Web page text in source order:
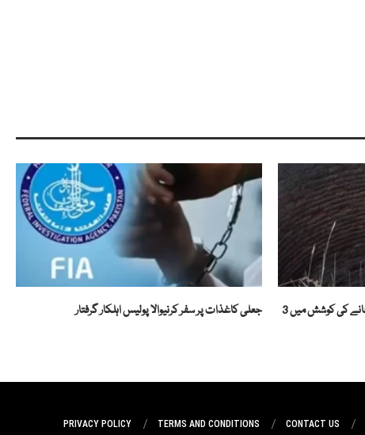
بہاولنگر میں افسوسناک حادثہ، بکری کو بچانے کی کوشش میں 3
جعلی کاغذات پر سفر کرنیوالا پولیس اہلکار گرفتار
CONTACT US
TERMS AND CONDITIONS
PRIVACY POLICY